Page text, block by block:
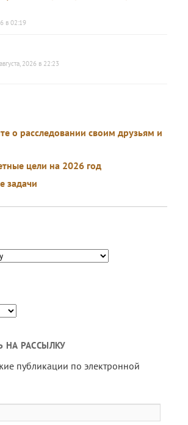
в 02:19
2026 в 22:23
о расследовании своим друзьям и
цели на 2026 год
задачи
НА РАССЫЛКУ
публикации по электронной